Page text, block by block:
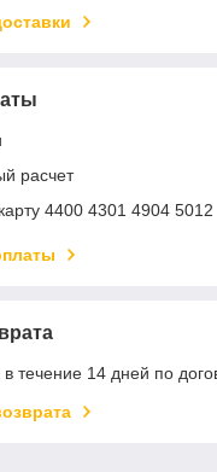
расчет
4400 4301 4904 5012
в течение 14 дней по